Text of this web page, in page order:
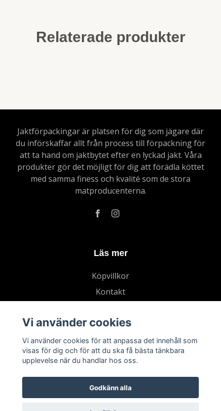
Relaterade produkter
Jaktförpackingar är platsen för dig som jägare där
du införskaffar allt från process till förpackning för
att ta hand om jaktbytet efter en lyckad jakt. Våra
produkter gör det möjligt för dig att förädla köttet
med samma finess och kvalité som de stora
matproducenterna.
Läs mer
Köpvillkor
Kontakt
Vi använder cookies
Vi använder cookies för att anpassa det innehåll som
visas för dig och för att du ska få bästa tänkbara
upplevelse när du handlar hos oss.
Godkänn alla